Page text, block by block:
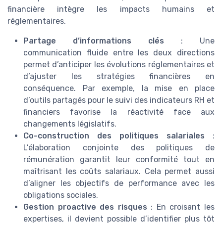
financière intègre les impacts humains et
réglementaires.
Partage d’informations clés : Une
communication fluide entre les deux directions
permet d’anticiper les évolutions réglementaires et
d’ajuster les stratégies financières en
conséquence. Par exemple, la mise en place
d’outils partagés pour le suivi des indicateurs RH et
financiers favorise la réactivité face aux
changements législatifs.
Co-construction des politiques salariales :
L’élaboration conjointe des politiques de
rémunération garantit leur conformité tout en
maîtrisant les coûts salariaux. Cela permet aussi
d’aligner les objectifs de performance avec les
obligations sociales.
Gestion proactive des risques : En croisant les
expertises, il devient possible d’identifier plus tôt